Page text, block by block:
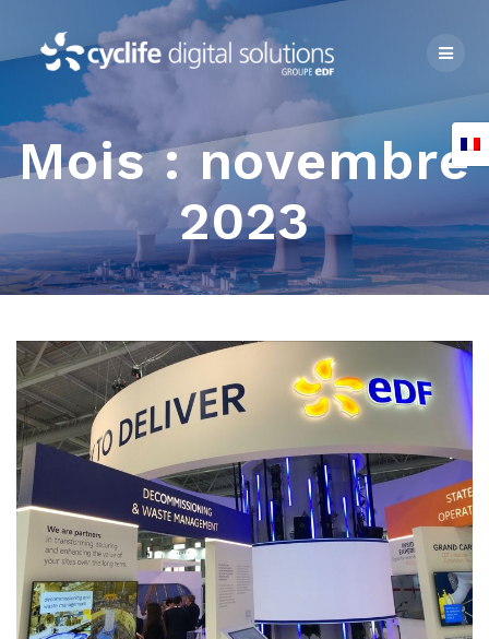
content
Mois :novembre
2023